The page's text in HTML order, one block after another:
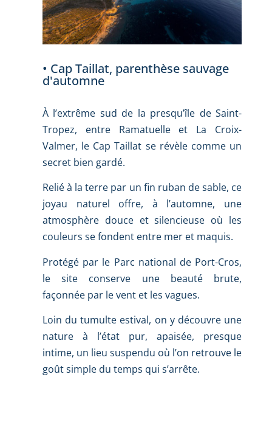
• Cap Taillat, parenthèse sauvage
d'automne
À l’extrême sud de la presqu’île de Saint-
Tropez, entre Ramatuelle et La Croix-
Valmer, le Cap Taillat se révèle comme un
secret bien gardé.
Relié à la terre par un fin ruban de sable, ce
joyau naturel offre, à l’automne, une
atmosphère douce et silencieuse où les
couleurs se fondent entre mer et maquis.
Protégé par le Parc national de Port-Cros,
le site conserve une beauté brute,
façonnée par le vent et les vagues.
Loin du tumulte estival, on y découvre une
nature à l’état pur, apaisée, presque
intime, un lieu suspendu où l’on retrouve le
goût simple du temps qui s’arrête.